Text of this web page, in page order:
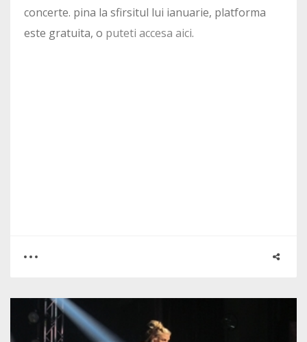
concerte. pina la sfirsitul lui ianuarie, platforma
este gratuita, o puteti accesa aici.